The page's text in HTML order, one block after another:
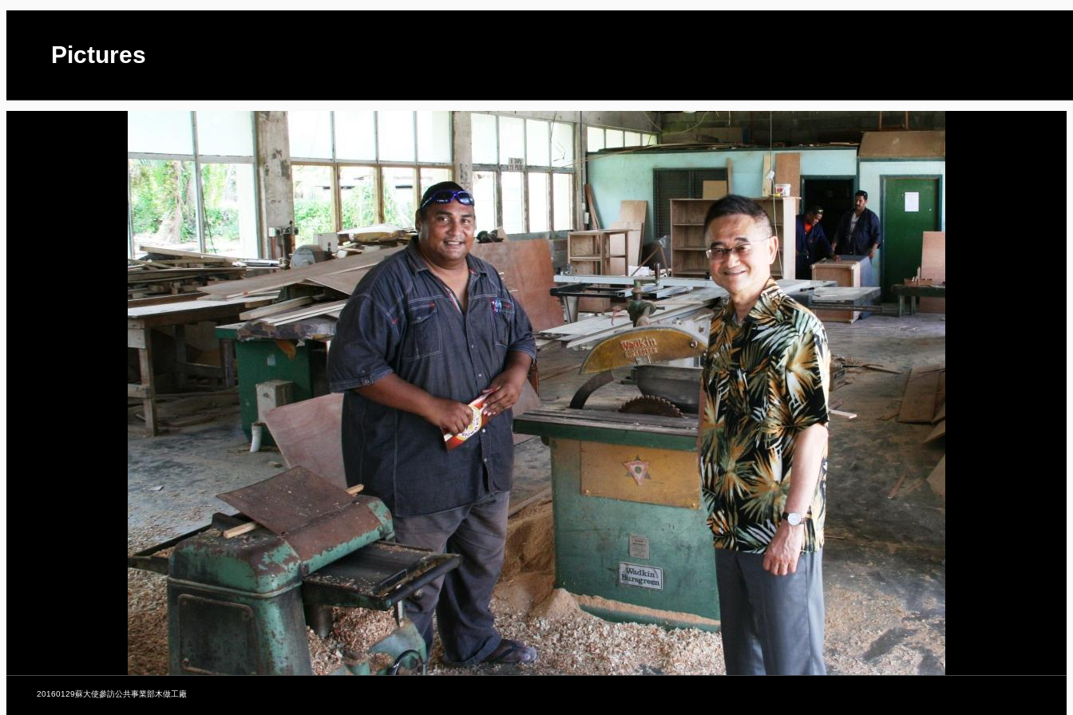
Pictures
20160129蘇大使參訪公共事業部木做工廠